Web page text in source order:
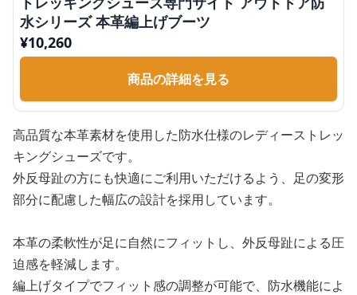
水シリーズ 本革編上げブーツ
¥10,260
商品の詳細を見る
高品質な本革素材を使用した防水仕様のレディーストレッ
キングシューズです。
外反母趾の方にも快適にご利用いただけるよう、足の変形
部分に配慮した幅広の設計を採用しています。
本革の柔軟性が足に自然にフィットし、外反母趾による圧
迫感を軽減します。
編上げタイプでフィット感の調整が可能で、防水機能によ